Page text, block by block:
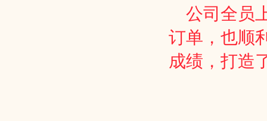
公司全员
订单，也顺
成绩，打造